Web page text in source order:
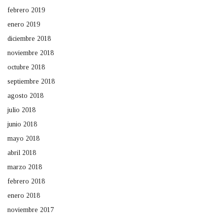
febrero 2019
enero 2019
diciembre 2018
noviembre 2018
octubre 2018
septiembre 2018
agosto 2018
julio 2018
junio 2018
mayo 2018
abril 2018
marzo 2018
febrero 2018
enero 2018
noviembre 2017